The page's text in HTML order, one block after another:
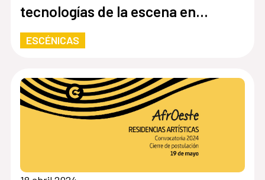
tecnologías de la escena en
Iberoamérica
ESCÉNICAS